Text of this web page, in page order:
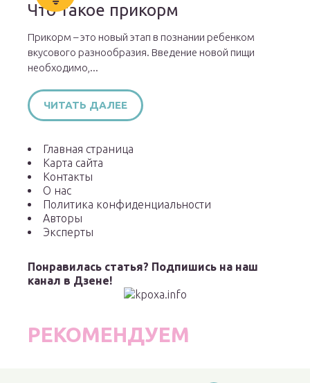
Что такое прикорм
Прикорм – это новый этап в познании ребенком
вкусового разнообразия. Введение новой пищи
необходимо,...
ЧИТАТЬ ДАЛЕЕ
Главная страница
Карта сайта
Контакты
О нас
Политика конфиденциальности
Авторы
Эксперты
Понравилась статья? Подпишись на наш
канал в Дзене!
РЕКОМЕНДУЕМ